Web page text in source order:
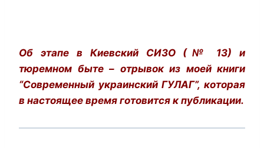
Об этапе в Киевский СИЗО (№ 13) и
тюремном быте – отрывок из моей книги
“Современный украинский ГУЛАГ”, которая
в настоящее время готовится к публикации.